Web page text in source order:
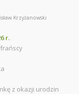
Krzyżanowski
r.
z okazji urodzin